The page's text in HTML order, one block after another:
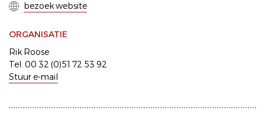
bezoek website
ORGANISATIE
Rik Roose
Tel. 00 32 (0)51 72 53 92
Stuur e-mail